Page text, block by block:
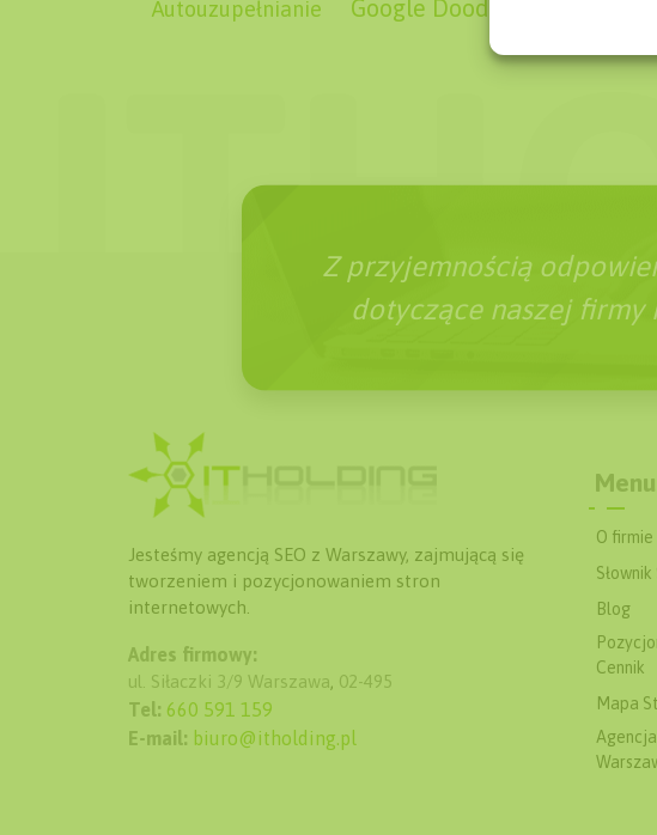
Autouzupełnianie Google Doodle
Z przyjemnością
dotyczące naszej firmy
Jesteśmy agencją SEO z Warszawy, zajmującą się
tworzeniem i pozycjonowaniem stron
internetowych.
Adres firmowy:
ul. Siłaczki 3/9 Warszawa, 02-495
Tel: 660 591 159
E-mail: biuro@itholding.pl
Menu
O firmie
Słownik
Blog
Cennik
Mapa
Agencja